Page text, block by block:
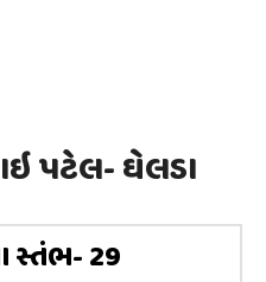
પટેલ- ઘેલડા
સ્તંભ- 29